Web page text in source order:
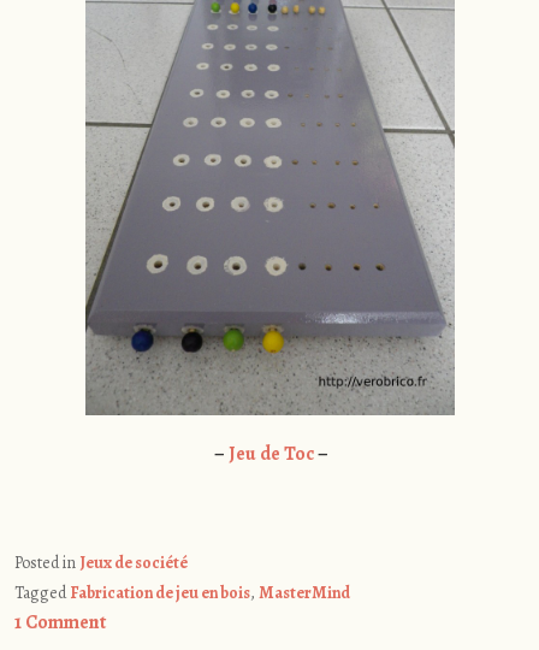
–Jeu de Toc–
Posted in Jeux de société
TaggedFabrication de jeu en bois, MasterMind
1 Comment